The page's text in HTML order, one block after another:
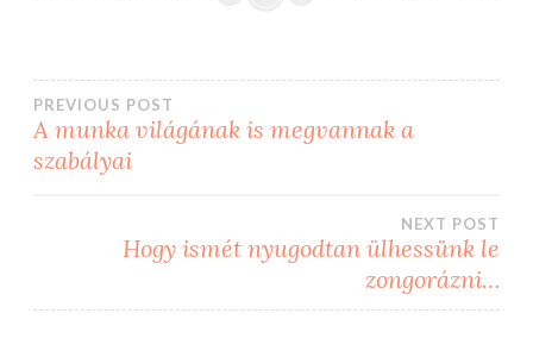
Bejegyzés
navigáció
PREVIOUS POST
A munka világának is megvannak a
szabályai
NEXT POST
Hogy ismét nyugodtan ülhessünk le
zongorázni…